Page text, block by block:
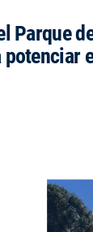
Parque
potenciar